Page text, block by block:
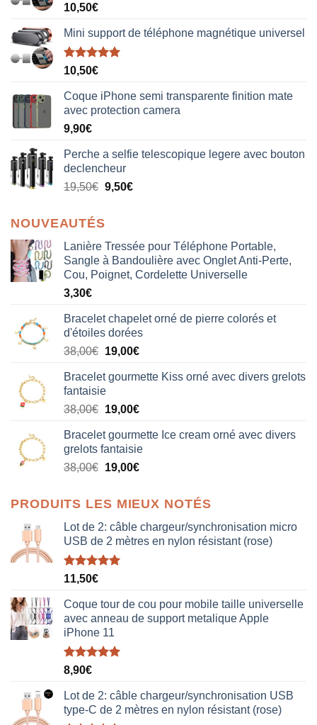
10,50€
Mini support de téléphone magnétique universel
Note5.00
10,50€
Coque iPhone semi transparente finition mate
avec protection camera
9,90€
Perche a selfie telescopique legere avec bouton
declencheur
19,50€ 9,50€
NOUVEAUTÉS
Lanière Tressée pour Téléphone Portable,
Sangle à Bandoulière avec Onglet Anti-Perte,
Cou, Poignet, Cordelette Universelle
3,30€
Bracelet chapelet orné de pierre colorés et
d'étoiles dorées
38,00€ Le
initial
était :
38,00€.
19,00€Le
actuel
19,00€.
Bracelet gourmette Kiss orné avec divers grelots
fantaisie
38,00€ Le
initial
était :
38,00€.
19,00€Le
actuel
est :
19,00€.
Bracelet gourmette Ice cream orné avec divers
grelots fantaisie
38,00€ Le
était :
38,00€.
19,00€Le
est :
19,00€.
PRODUITS LES MIEUX NOTÉS
Lot de 2: câble chargeur/synchronisation micro
USB de 2 mètres en nylon résistant (rose)
Note5.00
11,50€
Coque tour de cou pour mobile taille universelle
avec anneau de support metalique Apple
iPhone 11
Note5.00
8,90€
Lot de 2: câble chargeur/synchronisation USB
type-C de 2 mètres en nylon résistant (rose)